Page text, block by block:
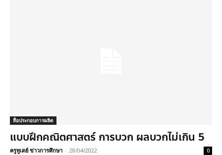
สื่อประกอบการผลิต
แบบฝึกคณิตศาสตร์ การบวก ผลบวกไม่เกิน 5
ครูทูเดย์ ข่าวการศึกษา - 28/04/2022 0